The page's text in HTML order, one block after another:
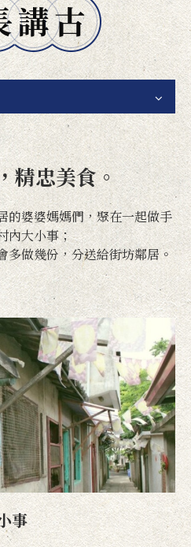
精忠美食。
的婆婆媽媽們，聚在一起做手
內大小事；
多做幾份，分送給街坊鄰居。
事